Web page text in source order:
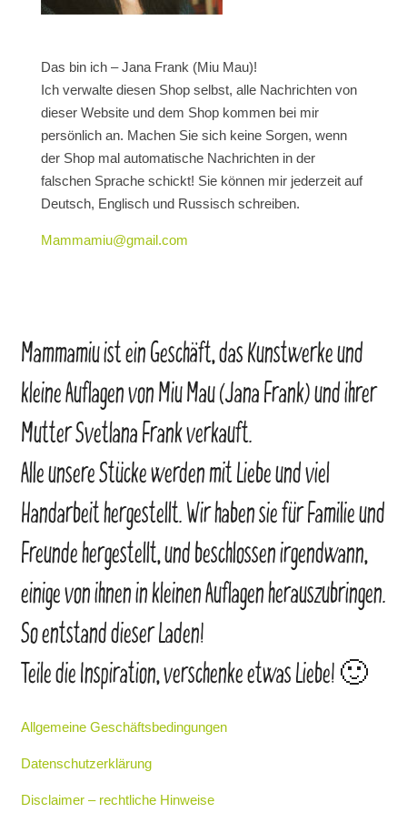
Das bin ich – Jana Frank (Miu Mau)!
Ich verwalte diesen Shop selbst, alle Nachrichten von
dieser Website und dem Shop kommen bei mir
persönlich an. Machen Sie sich keine Sorgen, wenn
der Shop mal automatische Nachrichten in der
falschen Sprache schickt! Sie können mir jederzeit auf
Deutsch, Englisch und Russisch schreiben.
Mammamiu@gmail.com
Mammamiu ist ein Geschäft, das Kunstwerke und
kleine Auflagen von Miu Mau (Jana Frank) und ihrer
Mutter Svetlana Frank verkauft.
Alle unsere Stücke werden mit Liebe und viel
Handarbeit hergestellt. Wir haben sie für Familie und
Freunde hergestellt, und beschlossen irgendwann,
einige von ihnen in kleinen Auflagen herauszubringen.
So entstand dieser Laden!
Teile die Inspiration, verschenke etwas Liebe! 🙂
Allgemeine Geschäftsbedingungen
Datenschutzerklärung
Disclaimer – rechtliche Hinweise